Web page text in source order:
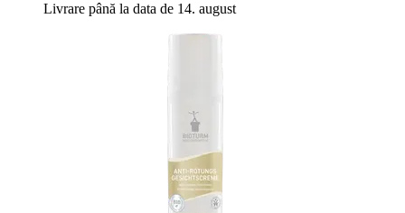
Livrare până la data de 14. august